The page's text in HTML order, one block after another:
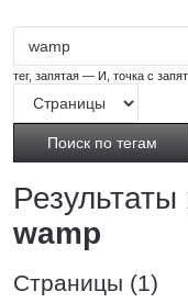
тег, запятая — И, точка с
Поиск по тегам
Результаты
wamp
Страницы (1)